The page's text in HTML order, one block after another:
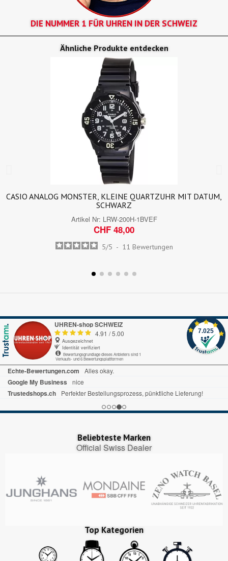
DIE NUMMER 1 FÜR UHREN IN DER SCHWEIZ
Ähnliche Produkte entdecken
CASIO ANALOG MONSTER, KLEINE QUARTZUHR MIT DATUM,
SCHWARZ
Artikel Nr: LRW-200H-1BVEF
CHF 48,00
5/5 - 11 Bewertungen
UHREN-shop SCHWEIZ
4.91 /5.00
Ausgezeichnet
Identität verifiziert
Bewertungsgrundlage dieses Anbieters sind 1
Verkaufs- und 6 Bewertungsplattformen
7.025
Echte-Bewertungen.com Alles okay.
Google My Business nice
Trustedshops.ch Perfekter Bestellungsprozess, pünktliche Lieferung!
Beliebteste Marken
Official Swiss Dealer
Top Kategorien